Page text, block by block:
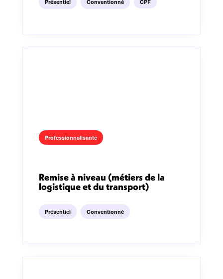
Présentiel Conventionné CPF
Professionnalisante
Remise à niveau (métiers de la
logistique et du transport)
Présentiel Conventionné